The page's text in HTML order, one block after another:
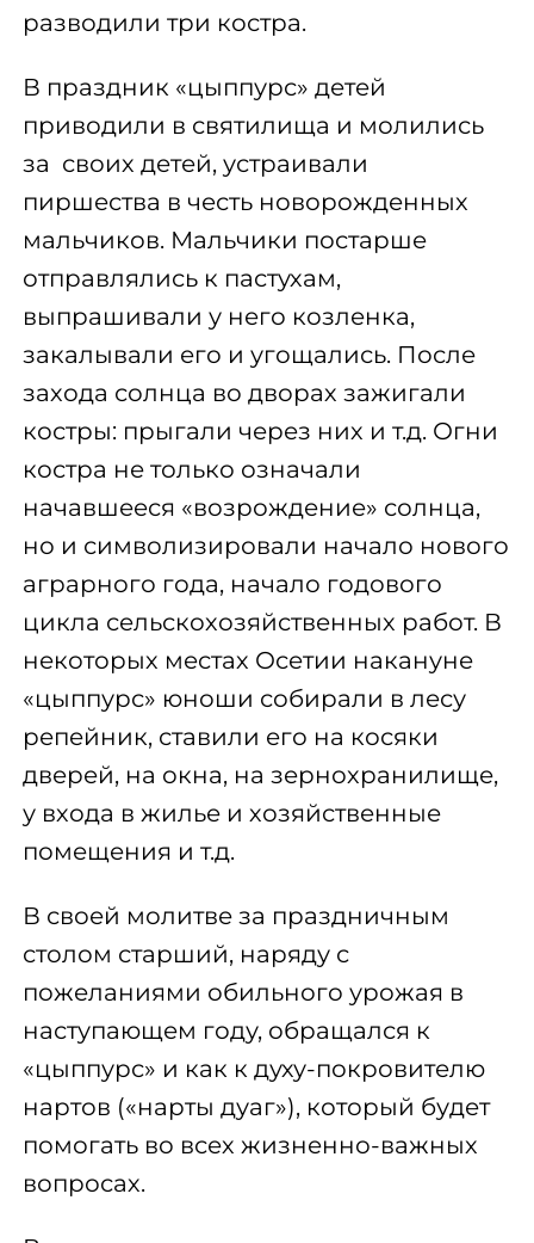
разводили три костра.
В праздник «цыппурс» детей
приводили в святилища и молились
за своих детей, устраивали
пиршества в честь новорожденных
мальчиков. Мальчики постарше
отправлялись к пастухам,
выпрашивали у него козленка,
закалывали его и угощались. После
захода солнца во дворах зажигали
костры: прыгали через них и т.д. Огни
костра не только означали
начавшееся «возрождение» солнца,
но и символизировали начало нового
аграрного года, начало годового
цикла сельскохозяйственных работ. В
некоторых местах Осетии накануне
«цыппурс» юноши собирали в лесу
репейник, ставили его на косяки
дверей, на окна, на зернохранилище,
у входа в жилье и хозяйственные
помещения и т.д.
В своей молитве за праздничным
столом старший, наряду с
пожеланиями обильного урожая в
наступающем году, обращался к
«цыппурс» и как к духу-покровителю
нартов («нарты дуаг»), который будет
помогать во всех жизненно-важных
вопросах.